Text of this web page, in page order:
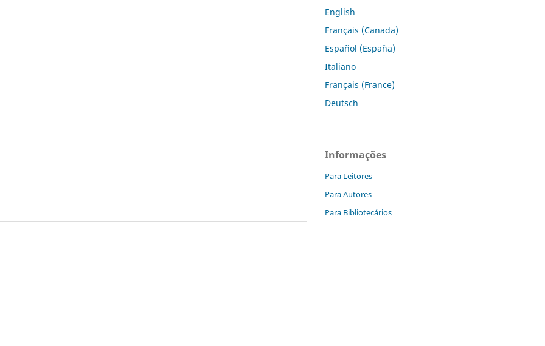
English
Français (Canada)
Español (España)
Italiano
Français (France)
Deutsch
Informações
Para Leitores
Para Autores
Para Bibliotecários